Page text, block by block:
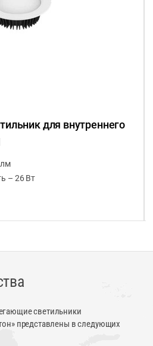
для внутреннего
– 26 Вт
светильники
представлены в следующих